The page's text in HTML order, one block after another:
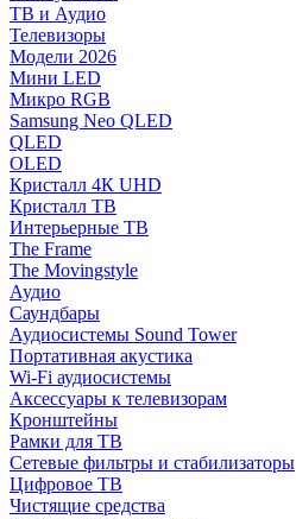
ТВ и Аудио
Телевизоры
Модели 2026
Мини LED
Микро RGB
Samsung Neo QLED
QLED
OLED
Кристалл 4К UHD
Кристалл ТВ
Интерьерные ТВ
The Frame
The Movingstyle
Аудио
Саундбары
Аудиосистемы Sound Tower
Портативная акустика
Wi-Fi аудиосистемы
Аксессуары к телевизорам
Кронштейны
Рамки для ТВ
Сетевые фильтры и стабилизаторы
Цифровое ТВ
Чистящие средства